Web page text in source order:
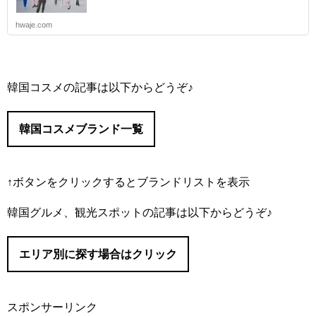
hwaje.com
韓国コスメの記事は以下からどうぞ♪
韓国コスメブランド一覧
#AMUSE/（アミューズ）
#innisfree/（イニスフリー）
↑ボタンをクリックするとブランドリストを表示
韓国グルメ、観光スポットの記事は以下からどうぞ♪
エリア別に探す場合はクリック
スポンサーリンク